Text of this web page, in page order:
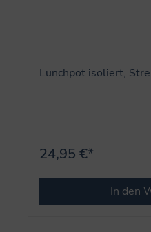
Lunchpot isoliert,
24,95 €*
In den